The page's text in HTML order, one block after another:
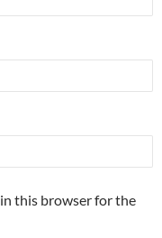
in this browser for the